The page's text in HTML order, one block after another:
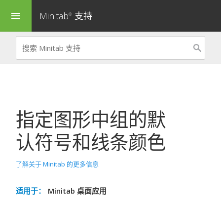
menu Minitab® 支持
指定图形中组的默
认符号和线条颜色
了解关于 Minitab 的更多信息
适用于： Minitab 桌面应用